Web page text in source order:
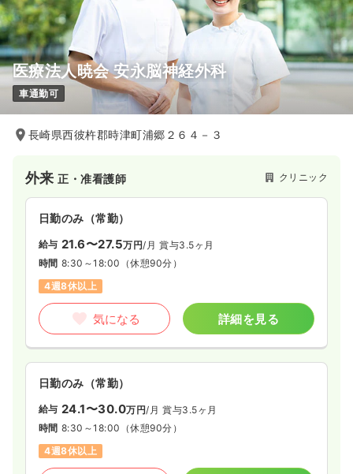
医療法人暁会 安永脳神経外科
車通勤可
長崎県西彼杵郡時津町浦郷２６４－３
外来正・准看護師 クリニック
日勤のみ（常勤）
給与 21.6〜27.5万円/月 賞与3.5ヶ月
時間 8:30～18:00 （休憩90分）
4週8休以上
気になる 詳細を見る
日勤のみ（常勤）
給与 24.1〜30.0万円/月 賞与3.5ヶ月
時間 8:30～18:00 （休憩90分）
4週8休以上